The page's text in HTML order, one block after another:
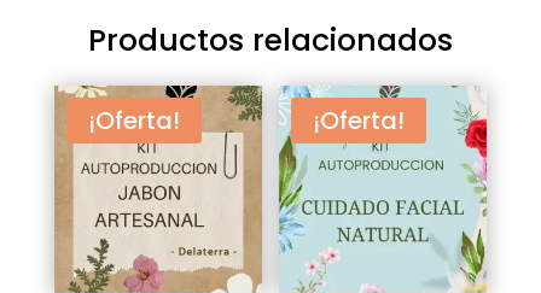
Productos relacionados
¡Oferta! ¡Oferta!